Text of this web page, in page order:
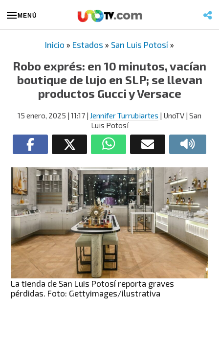
MENÚ
Inicio » Estados » San Luis Potosí»
Robo exprés: en 10 minutos, vacían
boutique de lujo en SLP; se llevan
productos Gucci y Versace
15 enero, 2025 | 11:17 | Jennifer Turrubiartes | UnoTV | San
Luis Potosí
La tienda de San Luis Potosí reporta graves
pérdidas. Foto: Gettyimages/ilustrativa